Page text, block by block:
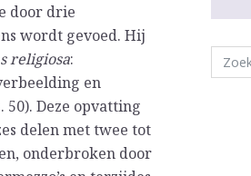
door drie
wordt gevoed. Hij
religiosa:
en
Deze opvatting
delen met twee tot
onderbroken door